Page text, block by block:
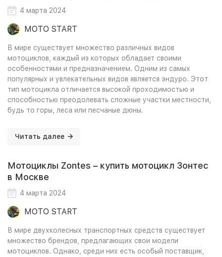
4 марта 2024
MOTO START
В мире существует множество различных видов
мотоциклов, каждый из которых обладает своими
особенностями и предназначением. Одним из самых
популярных и увлекательных видов является эндуро. Этот
тип мотоцикла отличается высокой проходимостью и
способностью преодолевать сложные участки местности,
будь то горы, леса или песчаные дюны.
Читать далее
Мотоциклы Zontes – купить мотоцикл Зонтес
в Москве
4 марта 2024
MOTO START
В мире двухколесных транспортных средств существует
множество брендов, предлагающих свои модели
мотоциклов. Однако, среди них есть особый поставщик,